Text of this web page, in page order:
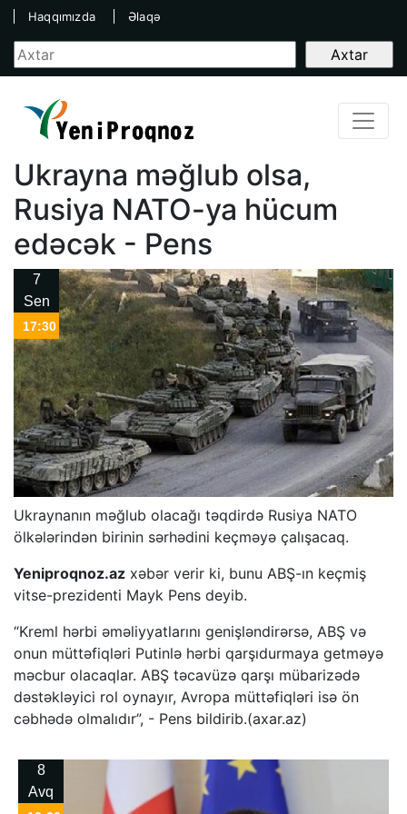
Haqqımızda Əlaqə
Ukrayna məğlub olsa,
Rusiya NATO-ya hücum
edəcək - Pens
7
Sen
17:30
Ukraynanın məğlub olacağı təqdirdə Rusiya NATO
ölkələrindən birinin sərhədini keçməyə çalışacaq.
Yeniproqnoz.az xəbər verir ki, bunu ABŞ-ın keçmiş
vitse-prezidenti Mayk Pens deyib.
“Kreml hərbi əməliyyatlarını genişləndirərsə, ABŞ və
onun müttəfiqləri Putinlə hərbi qarşıdurmaya getməyə
məcbur olacaqlar. ABŞ təcavüzə qarşı mübarizədə
dəstəkləyici rol oynayır, Avropa müttəfiqləri isə ön
cəbhədə olmalıdır”, - Pens bildirib.(axar.az)
8
Avq